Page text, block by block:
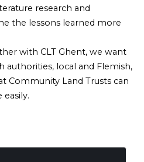
research and
the lessons learned more
with CLT Ghent, we want
local and Flemish,
Community Land Trusts can